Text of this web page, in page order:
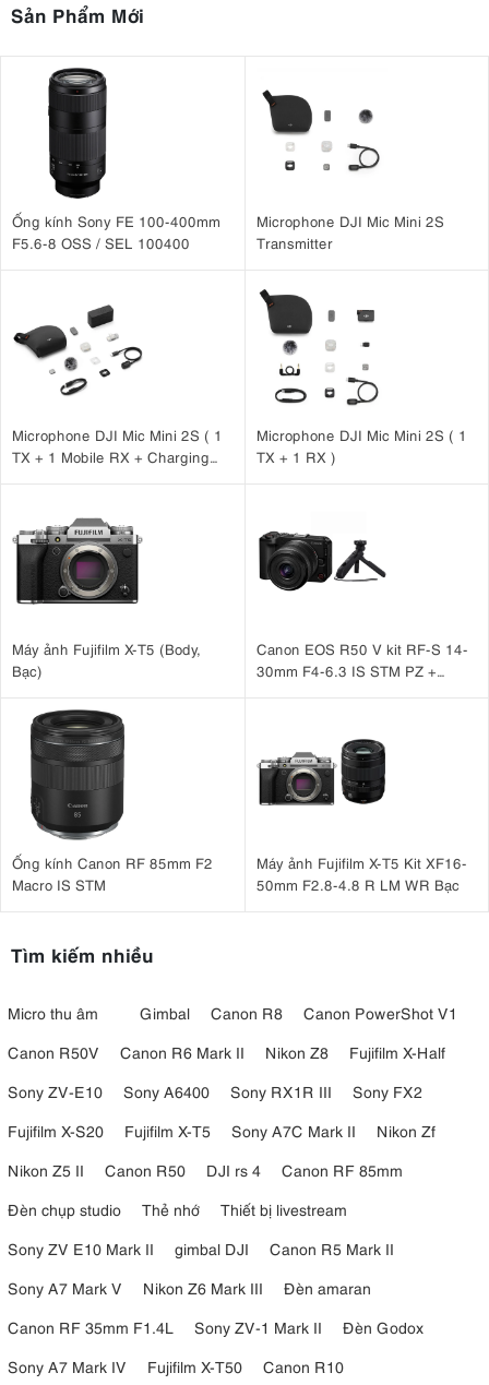
Sản Phẩm Mới
Ống kính Sony FE 100-400mm
F5.6-8 OSS / SEL 100400
Microphone DJI Mic Mini 2S
Transmitter
Microphone DJI Mic Mini 2S ( 1
TX + 1 Mobile RX + Charging
Microphone DJI Mic Mini 2S ( 1
TX + 1 RX )
Máy ảnh Fujifilm X-T5 (Body,
Bạc)
Canon EOS R50 V kit RF-S 14-
30mm F4-6.3 IS STM PZ +
Ống kính Canon RF 85mm F2
Macro IS STM
Máy ảnh Fujifilm X-T5 Kit XF16-
50mm F2.8-4.8 R LM WR Bạc
Tìm kiếm nhiều
Micro thu âm Gimbal Canon R8
Canon PowerShot V1
Canon R50V
Canon R6 Mark II Nikon Z8
Fujifilm X-Half
Sony ZV-E10
Sony A6400 Sony RX1R III
Sony FX2
Fujifilm X-S20
Fujifilm X-T5 Sony A7C Mark II
Nikon Zf
Nikon Z5 II
Canon R50 DJI rs 4
Canon RF 85mm
Đèn chụp studio
Thẻ nhớ
Thiết bị livestream
Sony ZV E10 Mark II
gimbal DJI
Canon R5 Mark II
Sony A7 Mark V
Nikon Z6 Mark III
Đèn amaran
Canon RF 35mm F1.4L
Sony ZV-1 Mark II
Đèn Godox
Sony A7 Mark IV
Fujifilm X-T50
Canon R10